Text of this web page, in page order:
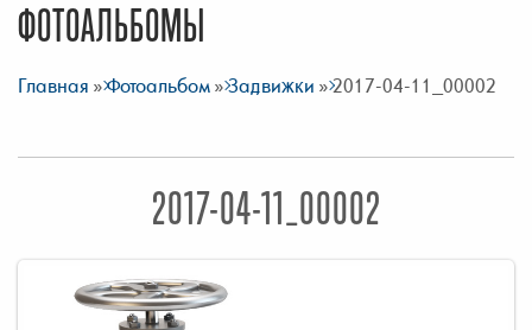
ФОТОАЛЬБОМЫ
Главная »Фотоальбом»Задвижки » 2017-04-11_00002
2017-04-11_00002